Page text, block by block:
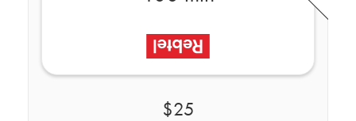
$25